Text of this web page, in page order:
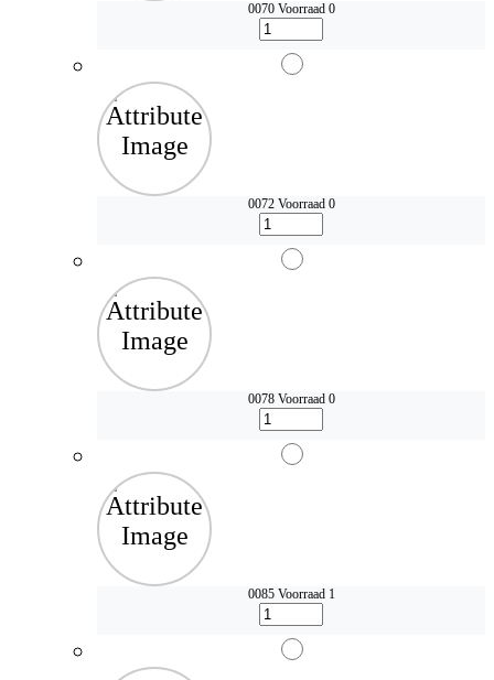
0070 Voorraad 0
0072 Voorraad 0
0078 Voorraad 0
0085 Voorraad 1